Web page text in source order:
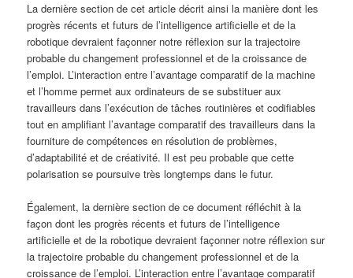
La dernière section de cet article décrit ainsi la manière dont les
progrès récents et futurs de l’intelligence artificielle et de la
robotique devraient façonner notre réflexion sur la trajectoire
probable du changement professionnel et de la croissance de
l’emploi. L’interaction entre l’avantage comparatif de la machine
et l’homme permet aux ordinateurs de se substituer aux
travailleurs dans l’exécution de tâches routinières et codifiables
tout en amplifiant l’avantage comparatif des travailleurs dans la
fourniture de compétences en résolution de problèmes,
d’adaptabilité et de créativité. Il est peu probable que cette
polarisation se poursuive très longtemps dans le futur.
Également, la dernière section de ce document réfléchit à la
façon dont les progrès récents et futurs de l’intelligence
artificielle et de la robotique devraient façonner notre réflexion sur
la trajectoire probable du changement professionnel et de la
croissance de l’emploi. L’interaction entre l’avantage comparatif